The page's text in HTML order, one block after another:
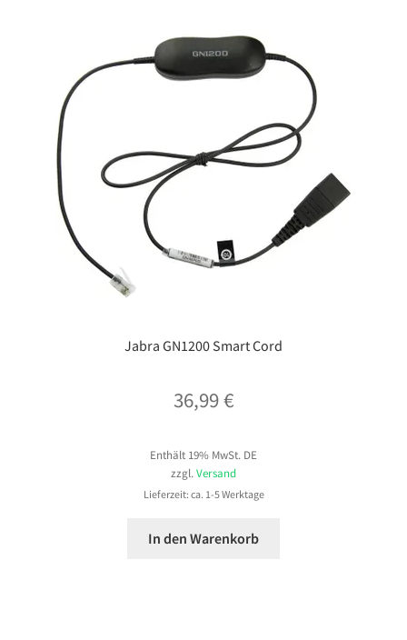
Jabra GN1200 Smart Cord
36,99€
Enthält 19% MwSt. DE
zzgl. Versand
Lieferzeit: ca. 1-5 Werktage
In den Warenkorb